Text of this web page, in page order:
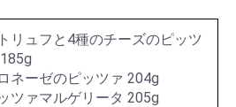
リュフと4種のチーズのピッツ
ネーゼのピッツァ 204g
ツァマルゲリータ 205g